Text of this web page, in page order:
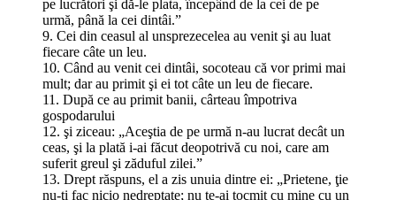
pe lucrători şi dă-le plata, începând de la cei de pe
urmă, până la cei dintâi.”
9. Cei din ceasul al unsprezecelea au venit şi au luat
fiecare câte un leu.
10. Când au venit cei dintâi, socoteau că vor primi mai
mult; dar au primit şi ei tot câte un leu de fiecare.
11. După ce au primit banii, cârteau împotriva
gospodarului
12. şi ziceau: „Aceştia de pe urmă n-au lucrat decât un
ceas, şi la plată i-ai făcut deopotrivă cu noi, care am
suferit greul şi zăduful zilei.”
13. Drept răspuns, el a zis unuia dintre ei: „Prietene, ţie
nu-ţi fac nicio nedreptate; nu te-ai tocmit cu mine cu un